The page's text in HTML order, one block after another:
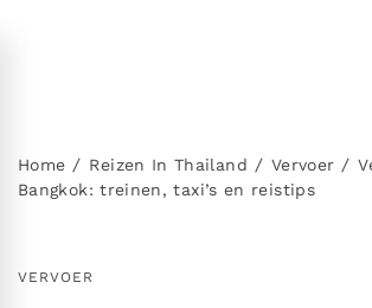
expert-tips, uitgebreide gidsen en
over vervoer, accommodaties,
Home Reizen In Thailand Vervoer
Bangkok: treinen, taxi’s en reistips
VERVOER